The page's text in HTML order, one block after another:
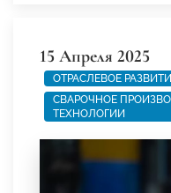
15 Апреля 2025
ОТРАСЛЕВОЕ
СВАРОЧНОЕ
ТЕХНОЛОГИИ